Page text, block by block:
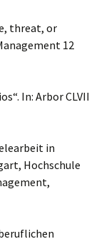
threat, or
12
In: Arbor CLVII
in
Hochschule